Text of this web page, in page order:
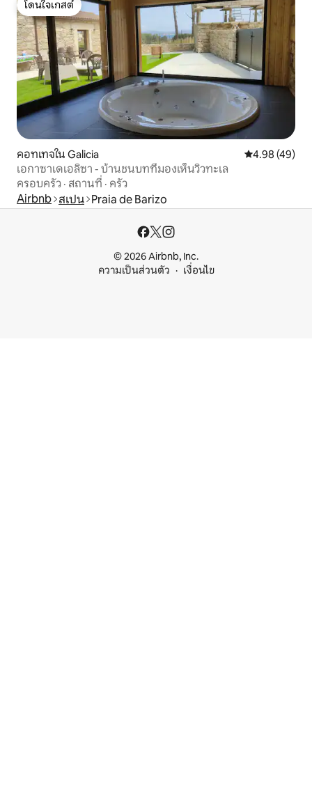
โดนใจเกสต์
โดนใจเกสต์
คอทเทจใน Galicia คะแนนเฉลี่ย
4.98 (49)
เอกาซาเดเอลิซา - บ้านชนบทที่มองเห็นวิวทะเล
ครอบครัว · สถานที่ · ครัว
Airbnb สเปน Praia de Barizo
© 2026 Airbnb, Inc.
ความเป็นส่วนตัว
เงื่อนไข